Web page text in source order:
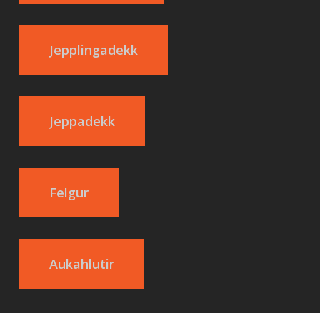
Jepplingadekk
Jeppadekk
Felgur
Aukahlutir